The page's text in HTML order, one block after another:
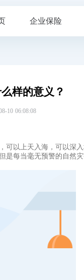
企业保险
样的意义？
10 06:08:08
可以上天入海，可以深
是每当毫无预警的自然